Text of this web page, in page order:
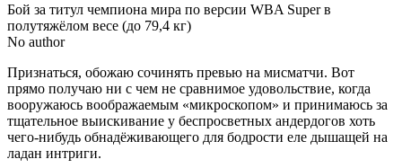
Бой за титул чемпиона мира по версии WBA Super в
полутяжёлом весе (до 79,4 кг)
No author
Признаться, обожаю сочинять превью на мисматчи. Вот
прямо получаю ни с чем не сравнимое удовольствие, когда
вооружаюсь воображаемым «микроскопом» и принимаюсь за
тщательное выискивание у беспросветных андердогов хоть
чего-нибудь обнадёживающего для бодрости еле дышащей на
ладан интриги.